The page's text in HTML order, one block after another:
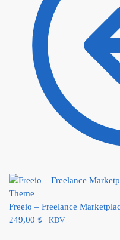
Freeio – Freelance
249,00 ₺+ KDV